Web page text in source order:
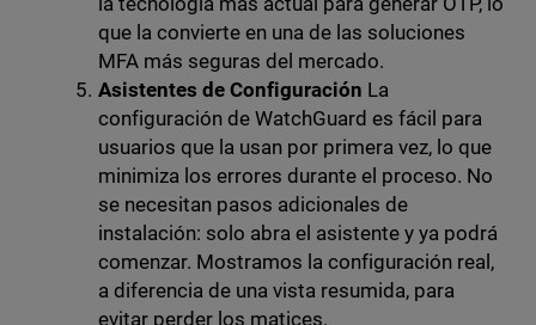
que la convierte en una de las soluciones
MFA más seguras del mercado.
Asistentes de Configuración La
configuración de WatchGuard es fácil para
usuarios que la usan por primera vez, lo que
minimiza los errores durante el proceso. No
se necesitan pasos adicionales de
instalación: solo abra el asistente y ya podrá
comenzar. Mostramos la configuración real,
a diferencia de una vista resumida, para
evitar perder los matices.